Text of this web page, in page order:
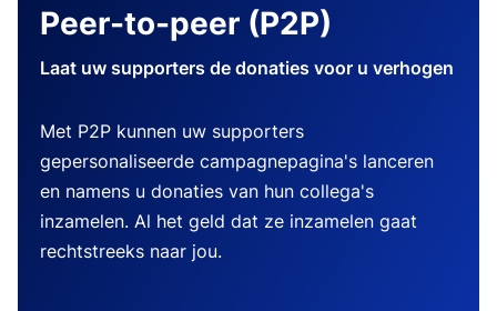
Peer-to-peer (P2P)
Laat uw supporters de donaties voor u verhogen
Met P2P kunnen uw supporters
gepersonaliseerde campagnepagina's lanceren
en namens u donaties van hun collega's
inzamelen. Al het geld dat ze inzamelen gaat
rechtstreeks naar jou.